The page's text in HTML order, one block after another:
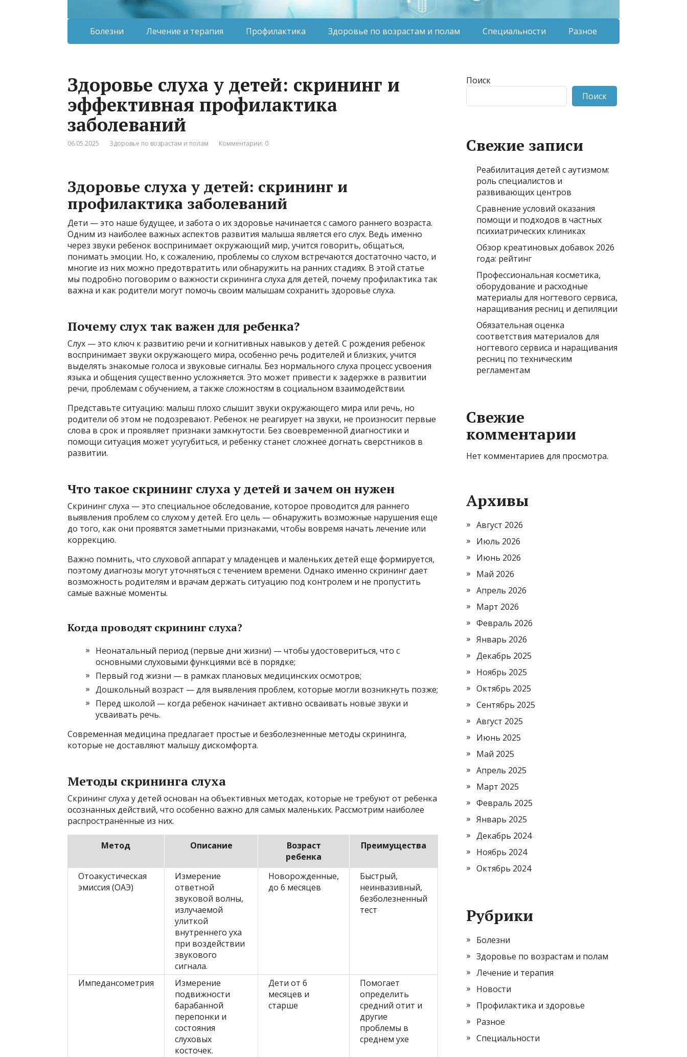
Болезни Лечение и терапия Профилактика Здоровье по возрастам и полам Специальности Разное
Здоровье слуха у детей: скрининг и
эффективная профилактика
заболеваний
06.05.2025 Здоровье по возрастам и полам Комментарии: 0
Здоровье слуха у детей: скрининг и
профилактика заболеваний
Дети — это наше будущее, и забота о их здоровье начинается с самого раннего возраста.
Одним из наиболее важных аспектов развития малыша является его слух. Ведь именно
через звуки ребенок воспринимает окружающий мир, учится говорить, общаться,
понимать эмоции. Но, к сожалению, проблемы со слухом встречаются достаточно часто, и
многие из них можно предотвратить или обнаружить на ранних стадиях. В этой статье
мы подробно поговорим о важности скрининга слуха для детей, почему профилактика так
важна и как родители могут помочь своим малышам сохранить здоровье слуха.
Почему слух так важен для ребенка?
Слух — это ключ к развитию речи и когнитивных навыков у детей. С рождения ребенок
воспринимает звуки окружающего мира, особенно речь родителей и близких, учится
выделять знакомые голоса и звуковые сигналы. Без нормального слуха процесс усвоения
языка и общения существенно усложняется. Это может привести к задержке в развитии
речи, проблемам с обучением, а также сложностям в социальном взаимодействии.
Представьте ситуацию: малыш плохо слышит звуки окружающего мира или речь, но
родители об этом не подозревают. Ребенок не реагирует на звуки, не произносит первые
слова в срок и проявляет признаки замкнутости. Без своевременной диагностики и
помощи ситуация может усугубиться, и ребенку станет сложнее догнать сверстников в
развитии.
Что такое скрининг слуха у детей и зачем он нужен
Скрининг слуха — это специальное обследование, которое проводится для раннего
выявления проблем со слухом у детей. Его цель — обнаружить возможные нарушения еще
до того, как они проявятся заметными признаками, чтобы вовремя начать лечение или
коррекцию.
Важно помнить, что слуховой аппарат у младенцев и маленьких детей еще формируется,
поэтому диагнозы могут уточняться с течением времени. Однако именно скрининг дает
возможность родителям и врачам держать ситуацию под контролем и не пропустить
самые важные моменты.
Когда проводят скрининг слуха?
Неонатальный период (первые дни жизни) — чтобы удостовериться, что с
основными слуховыми функциями всё в порядке;
Первый год жизни — в рамках плановых медицинских осмотров;
Дошкольный возраст — для выявления проблем, которые могли возникнуть позже;
Перед школой — когда ребенок начинает активно осваивать новые звуки и
усваивать речь.
Современная медицина предлагает простые и безболезненные методы скрининга,
которые не доставляют малышу дискомфорта.
Методы скрининга слуха
Скрининг слуха у детей основан на объективных методах, которые не требуют от ребенка
осознанных действий, что особенно важно для самых маленьких. Рассмотрим наиболее
распространённые из них.
Метод Описание
Возраст
ребенка
Преимущества
Отоакустическая
эмиссия (ОАЭ)
Измерение
ответной
звуковой волны,
излучаемой
улиткой
внутреннего уха
при воздействии
звукового
сигнала.
Новорожденные,
до 6 месяцев
Быстрый,
неинвазивный,
безболезненный
тест
Импедансометрия
Измерение
подвижности
барабанной
перепонки и
состояния
слуховых
косточек.
Дети от 6
месяцев и
старше
Помогает
определить
средний отит и
другие
проблемы в
среднем ухе
Поиск
Поиск
Свежие записи
Реабилитация детей с аутизмом:
роль специалистов и
развивающих центров
Сравнение условий оказания
помощи и подходов в частных
психиатрических клиниках
Обзор креатиновых добавок 2026
года: рейтинг
Профессиональная косметика,
оборудование и расходные
материалы для ногтевого сервиса,
наращивания ресниц и депиляции
Обязательная оценка
соответствия материалов для
ногтевого сервиса и наращивания
ресниц по техническим
регламентам
Свежие
комментарии
Нет комментариев для просмотра.
Архивы
Август 2026
Июль 2026
Июнь 2026
Май 2026
Апрель 2026
Март 2026
Февраль 2026
Январь 2026
Декабрь 2025
Ноябрь 2025
Октябрь 2025
Сентябрь 2025
Август 2025
Июнь 2025
Май 2025
Апрель 2025
Март 2025
Февраль 2025
Январь 2025
Декабрь 2024
Ноябрь 2024
Октябрь 2024
Рубрики
Болезни
Здоровье по возрастам и полам
Лечение и терапия
Новости
Профилактика и здоровье
Разное
Специальности